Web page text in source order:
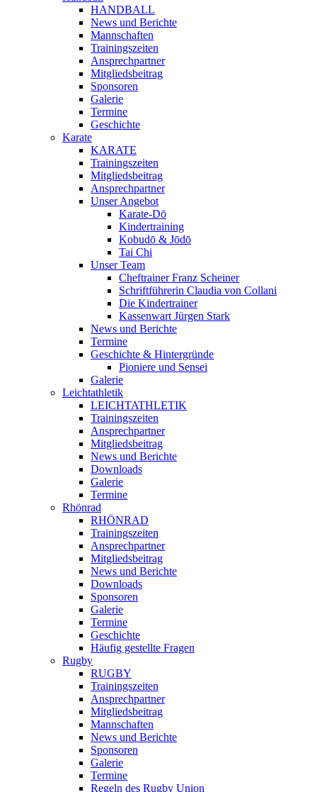
HANDBALL
News und Berichte
Mannschaften
Trainingszeiten
Ansprechpartner
Mitgliedsbeitrag
Sponsoren
Galerie
Termine
Geschichte
Karate
KARATE
Trainingszeiten
Mitgliedsbeitrag
Ansprechpartner
Unser Angebot
Karate-Dō
Kindertraining
Kobudō & Jōdō
Tai Chi
Unser Team
Cheftrainer Franz Scheiner
Schriftführerin Claudia von Collani
Die Kindertrainer
Kassenwart Jürgen Stark
News und Berichte
Termine
Geschichte & Hintergründe
Pioniere und Sensei
Galerie
Leichtathletik
LEICHTATHLETIK
Trainingszeiten
Ansprechpartner
Mitgliedsbeitrag
News und Berichte
Downloads
Galerie
Termine
Rhönrad
RHÖNRAD
Trainingszeiten
Ansprechpartner
Mitgliedsbeitrag
News und Berichte
Downloads
Sponsoren
Galerie
Termine
Geschichte
Häufig gestellte Fragen
Rugby
RUGBY
Trainingszeiten
Ansprechpartner
Mitgliedsbeitrag
Mannschaften
News und Berichte
Sponsoren
Galerie
Termine
Regeln des Rugby Union